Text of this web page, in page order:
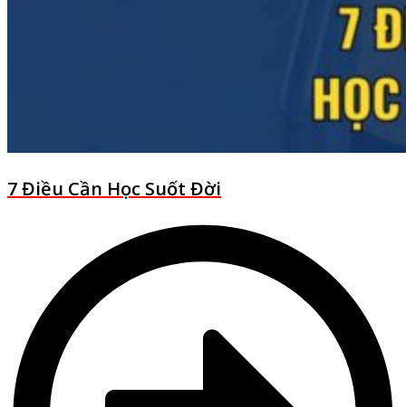
7 Điều Cần Học Suốt Đời